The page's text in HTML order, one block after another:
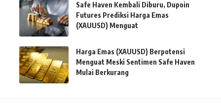
Safe Haven Kembali Diburu, Dupoin
Futures Prediksi Harga Emas
(XAUUSD) Menguat
Harga Emas (XAUUSD) Berpotensi
Menguat Meski Sentimen Safe Haven
Mulai Berkurang